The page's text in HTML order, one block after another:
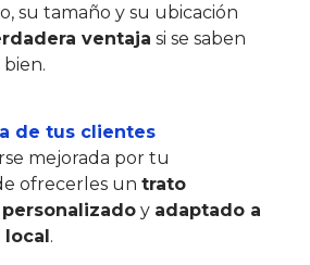
su tamaño y su ubicación
ventaja si se saben
de tus clientes
mejorada por tu
ofrecerles un trato
personalizadoy adaptado a
local.